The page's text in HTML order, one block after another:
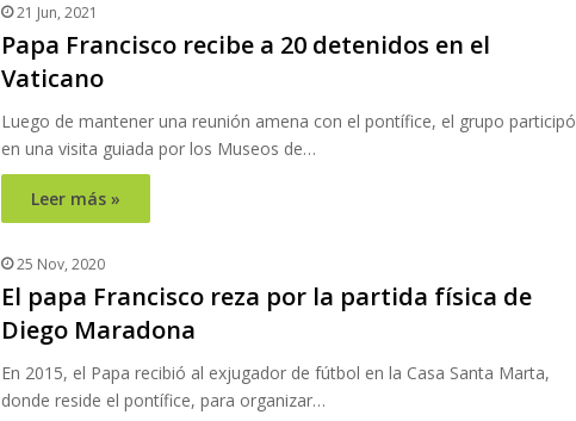
21 Jun, 2021
Papa Francisco recibe a 20 detenidos en el
Vaticano
Luego de mantener una reunión amena con el pontífice, el grupo participó
en una visita guiada por los Museos de…
Leer más »
25 Nov, 2020
El papa Francisco reza por la partida física de
Diego Maradona
En 2015, el Papa recibió al exjugador de fútbol en la Casa Santa Marta,
donde reside el pontífice, para organizar…